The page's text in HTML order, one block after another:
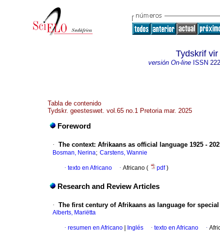
Tydskrif
versión On-lineISSN
Tabla de contenido
Tydskr. geesteswet. vol.65 no.1 Pretoria mar. 2025
Foreword
· The context: Afrikaans as official language 1925 -
Bosman, Nerina; Carstens, Wannie
· texto en Africano · Africano ( pdf)
Research and Review Articles
· The first century of Afrikaans as language for special
Alberts, Mariëtta
· resumen en Africano Inglés · texto en Africano ·